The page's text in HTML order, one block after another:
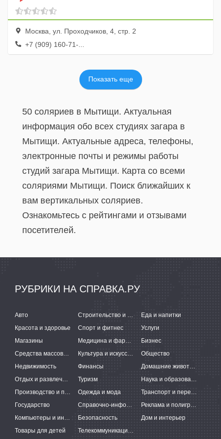
Москва, ул. Проходчиков, 4, стр. 2
+7 (909) 160-71-...
Показать еще
50 соляриев в Мытищи. Актуальная
информация обо всех студиях загара в
Мытищи. Актуальные адреса, телефоны,
электронные почты и режимы работы
студий загара Мытищи. Карта со всеми
соляриями Мытищи. Поиск ближайших к
вам вертикальных соляриев.
Ознакомьтесь с рейтингами и отзывами
посетителей.
РУБРИКИ НА СПРАВКА.РУ
Авто Строительство и ремонт
Еда и напитки
Красота и здоровье
Спорт и фитнес
Услуги
Магазины
Медицина и фармацевтика
Бизнес
Средства массовой информации
Культура и искусство
Общество
Недвижимость
Финансы
Домашние животные
Отдых и развлечения
Туризм
Наука и образование
Производство и поставки
Одежда и мода
Транспорт и перевозки
Государство
Справочно-информационные системы
Реклама и полиграфия
Компьютеры и интернет
Безопасность
Дом и интерьер
Товары для детей
Телекоммуникации и связь